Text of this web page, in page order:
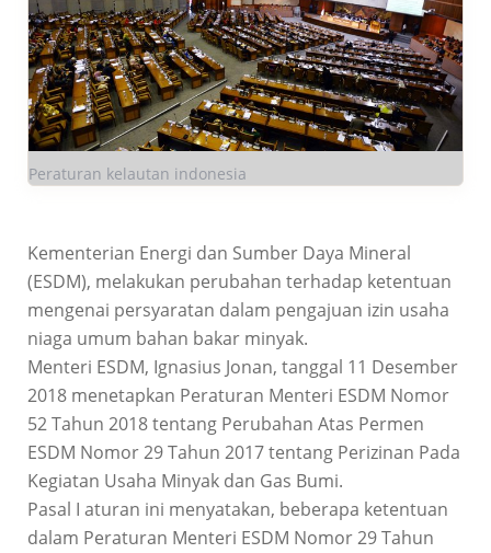
Peraturan kelautan indonesia
Kementerian Energi dan Sumber Daya Mineral
(ESDM), melakukan perubahan terhadap ketentuan
mengenai persyaratan dalam pengajuan izin usaha
niaga umum bahan bakar minyak.
Menteri ESDM, Ignasius Jonan, tanggal 11 Desember
2018 menetapkan Peraturan Menteri ESDM Nomor
52 Tahun 2018 tentang Perubahan Atas Permen
ESDM Nomor 29 Tahun 2017 tentang Perizinan Pada
Kegiatan Usaha Minyak dan Gas Bumi.
Pasal I aturan ini menyatakan, beberapa ketentuan
dalam Peraturan Menteri ESDM Nomor 29 Tahun